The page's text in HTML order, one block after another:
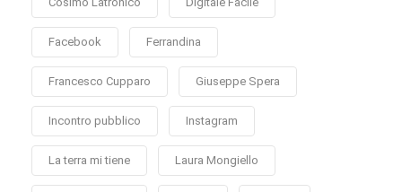
Facebook Ferrandina
Francesco Cupparo Giuseppe Spera
Incontro pubblico Instagram
La terra mi tiene Laura Mongiello